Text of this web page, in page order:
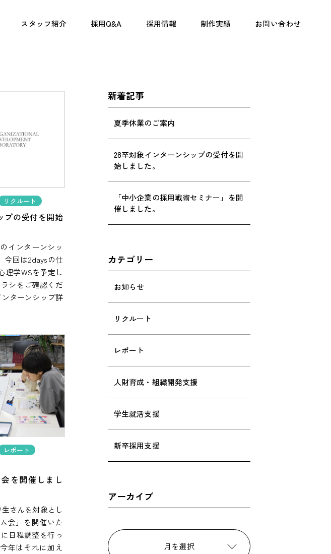
スタッフ紹介 採用Q&A 採用情報 制作実績 お問い合わせ
リクルート
プの受付を開始
インターンシッ
今回は2daysの仕
理学WSを予定し
シをご確認くだ
ターンシップ詳
レポート
を開催しまし
さんを対象とし
会」を開催いた
日程調整を行っ
年はそれに加え
新着記事
夏季休業のご案内
28卒対象インターンシップの受付を開
始しました。
「中小企業の採用戦術セミナー」を開
催しました。
カテゴリー
お知らせ
リクルート
レポート
人財育成・組織開発支援
学生就活支援
新卒採用支援
アーカイブ
月を選択